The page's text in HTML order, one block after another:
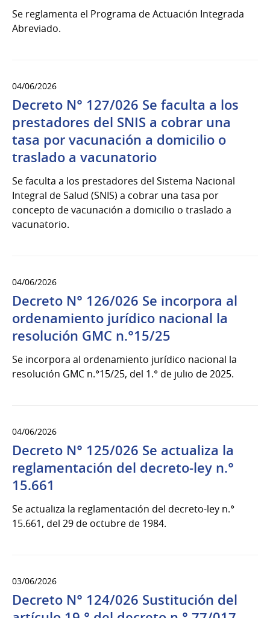
Se reglamenta el Programa de Actuación Integrada
Abreviado.
04/06/2026
Decreto N° 127/026 Se faculta a los
prestadores del SNIS a cobrar una
tasa por vacunación a domicilio o
traslado a vacunatorio
Se faculta a los prestadores del Sistema Nacional
Integral de Salud (SNIS) a cobrar una tasa por
concepto de vacunación a domicilio o traslado a
vacunatorio.
04/06/2026
Decreto N° 126/026 Se incorpora al
ordenamiento jurídico nacional la
resolución GMC n.°15/25
Se incorpora al ordenamiento jurídico nacional la
resolución GMC n.°15/25, del 1.° de julio de 2025.
04/06/2026
Decreto N° 125/026 Se actualiza la
reglamentación del decreto-ley n.°
15.661
Se actualiza la reglamentación del decreto-ley n.°
15.661, del 29 de octubre de 1984.
03/06/2026
Decreto N° 124/026 Sustitución del